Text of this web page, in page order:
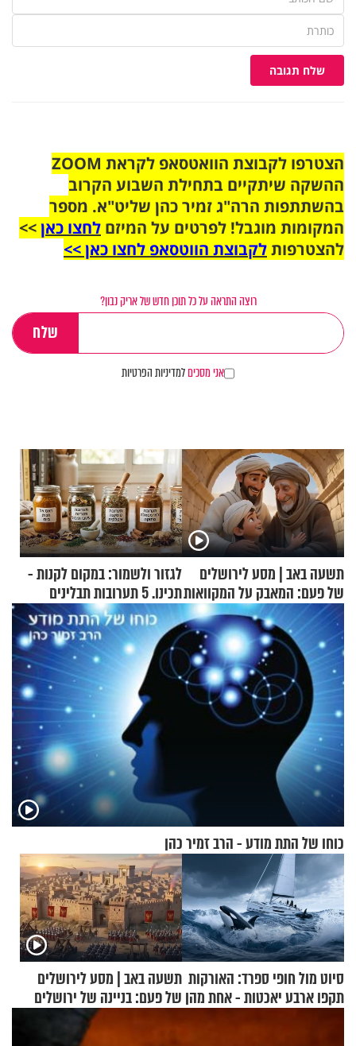
שלח תגובה
הצטרפו לקבוצת הוואטסאפ לקראת ZOOM
ההשקה שיתקיים בתחילת השבוע הקרוב
בהשתתפות הרה"ג זמיר כהן שליט"א. מספר
המקומות מוגבל! לפרטים על המיזם לחצו כאן>>
להצטרפותלקבוצת הווטסאפ לחצו כאן >>
רוצה התראה על כל תוכן חדש של אריק נבון?
אני מסכיםלמדיניות הפרטיות
תשעה באב | מסע לירושלים
של פעם: המאבק על המקוואות
לגזור ולשמור: במקום לקנות -
תכינו. 5 תערובות תבלינים
שמתאימות להכל
כוחו של התת מודע - הרב זמיר כהן
סיוט מול חופי ספרד: האורקות
תקפו ארבע יאכטות - אחת מהן
תשעה באב | מסע לירושלים
של פעם: בניינה של ירושלים